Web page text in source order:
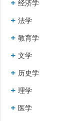
经济学
法学
教育学
文学
历史学
理学
医学